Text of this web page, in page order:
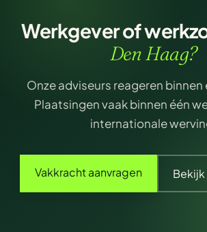
Werkgever of
Den Haag?
Onze adviseurs reageren binnen
Plaatsingen vaak binnen één
internationale
Vakkracht aanvragen